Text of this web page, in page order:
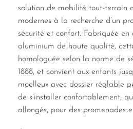
solution de mobilité tout-terrain
modernes à la recherche d’un
sécurité et confort. Fabriquée
aluminium de haute qualité,
homologuée selon la norme de
1888, et convient aux enfants
moelleux avec dossier réglable
de s’installer confortablement,
allongés, pour des promenades